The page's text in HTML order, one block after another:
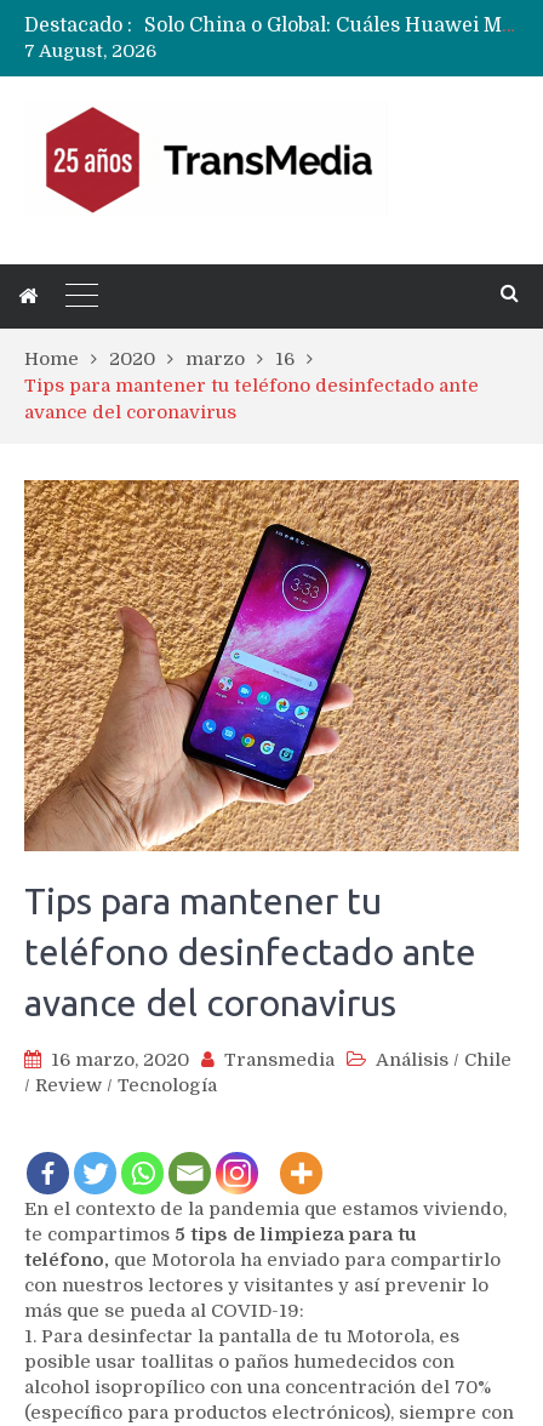
Destacado :
Solo China o Global: Cuáles Huawei MateBook, MatePad y Nova llegarán a Europa y LATAM?
Fabricantes suben precios de teléfonos y ganan más dinero en un mercado donde Xiaomi alerta por no mejorar ventas
7 August, 2026
Home 2020 marzo
16
Tips para mantener tu teléfono desinfectado ante
avance del coronavirus
Tips para mantener tu
teléfono desinfectado ante
avance del coronavirus
16 marzo, 2020 Transmedia Análisis / Chile
/ Review / Tecnología
En el contexto de la pandemia que estamos viviendo,
te compartimos 5 tips de limpieza para tu
teléfono, que Motorola ha enviado para compartirlo
con nuestros lectores y visitantes y así prevenir lo
más que se pueda al COVID-19:
1. Para desinfectar la pantalla de tu Motorola, es
posible usar toallitas o paños humedecidos con
alcohol isopropílico con una concentración del 70%
(específico para productos electrónicos), siempre con